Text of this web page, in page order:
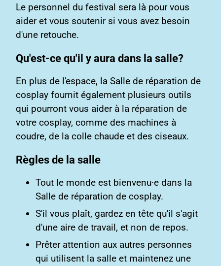
Le personnel du festival sera là pour vous
aider et vous soutenir si vous avez besoin
d'une retouche.
Qu'est-ce qu'il y aura dans la salle?
En plus de l'espace, la Salle de réparation de
cosplay fournit également plusieurs outils
qui pourront vous aider à la réparation de
votre cosplay, comme des machines à
coudre, de la colle chaude et des ciseaux.
Règles de la salle
Tout le monde est bienvenu·e dans la
Salle de réparation de cosplay.
S'il vous plaît, gardez en tête qu'il s'agit
d'une aire de travail, et non de repos.
Prêter attention aux autres personnes
qui utilisent la salle et maintenez une